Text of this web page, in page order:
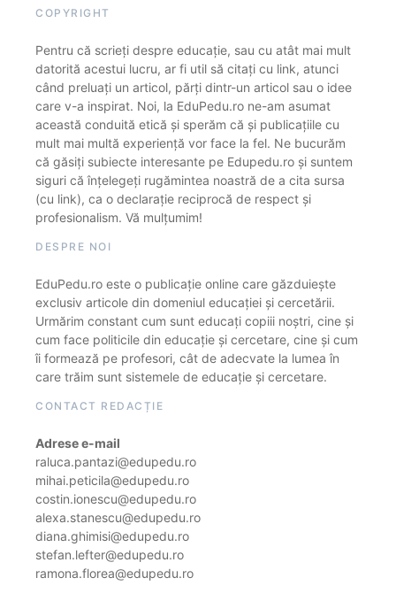
COPYRIGHT
Pentru că scrieți despre educație, sau cu atât mai mult
datorită acestui lucru, ar fi util să citați cu link, atunci
când preluați un articol, părți dintr-un articol sau o idee
care v-a inspirat. Noi, la EduPedu.ro ne-am asumat
această conduită etică și sperăm că și publicațiile cu
mult mai multă experiență vor face la fel. Ne bucurăm
că găsiți subiecte interesante pe Edupedu.ro și suntem
siguri că înțelegeți rugămintea noastră de a cita sursa
(cu link), ca o declarație reciprocă de respect și
profesionalism. Vă mulțumim!
DESPRE NOI
EduPedu.ro este o publicație online care găzduiește
exclusiv articole din domeniul educației și cercetării.
Urmărim constant cum sunt educați copiii noștri, cine și
cum face politicile din educație și cercetare, cine și cum
îi formează pe profesori, cât de adecvate la lumea în
care trăim sunt sistemele de educație și cercetare.
CONTACT REDACȚIE
Adrese e-mail
raluca.pantazi@edupedu.ro
mihai.peticila@edupedu.ro
costin.ionescu@edupedu.ro
alexa.stanescu@edupedu.ro
diana.ghimisi@edupedu.ro
stefan.lefter@edupedu.ro
ramona.florea@edupedu.ro